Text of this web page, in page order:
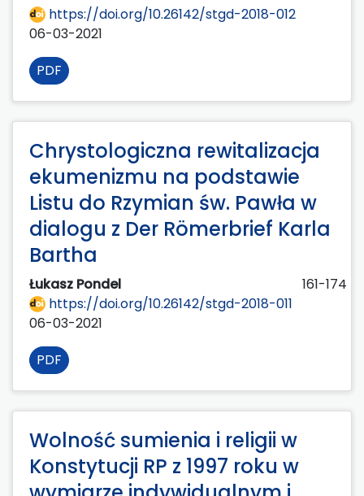
https://doi.org/10.26142/stgd-2018-012
06-03-2021
PDF
Chrystologiczna rewitalizacja
ekumenizmu na podstawie
Listu do Rzymian św. Pawła w
dialogu z Der Römerbrief Karla
Bartha
Łukasz Pondel
161-174
https://doi.org/10.26142/stgd-2018-011
06-03-2021
PDF
Wolność sumienia i religii w
Konstytucji RP z 1997 roku w